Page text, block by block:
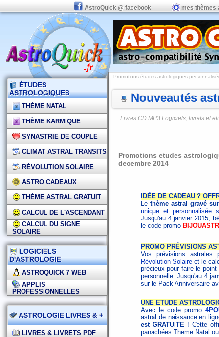
AstroQuick @ facebook mes thèmes
ÉTUDES
ASTROLOGIQUES
THÈME NATAL
THÈME KARMIQUE
SYNASTRIE DE COUPLE
CLIMAT ASTRAL TRANSITS
RÉVOLUTION SOLAIRE
ASTRO CADEAUX
THÈME ASTRAL GRATUIT
CALCUL DE L'ASCENDANT
CALCUL DU SIGNE
SOLAIRE
LOGICIELS
D'ASTROLOGIE
ASTROQUICK 7 WEB
APPLIS
PROFESSIONNELLES
ASTROLOGIE LIVRES & +
LIVRES & LIVRETS PDF
Promotions études astrologiques
Nouveautés
Livres CD MP3 Logiciels, livrets et
Promotions etudes
decembre 2014
IDÉE DE CADEAU ?
Le thème astral gravé
unique et personnalisée
Jusqu'au 4 janvier 2015,
le code promo
PROMO PRÉVISIONS
Vos prévisions astrales
Révolution Solaire et le
précieux pour faire le
personnelle. Jusqu'au 4
sur le Pack Anniversaire
UNE ETUDE
Avec le code promo
astral de naissance en
est GRATUITE ! Cette
panachées Theme Natal